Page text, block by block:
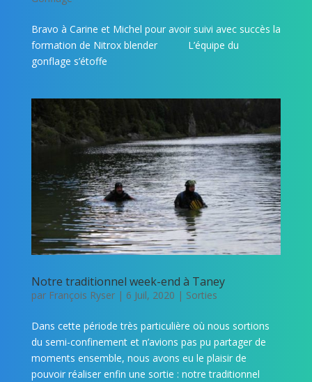
Bravo à Carine et Michel pour avoir suivi avec succès la
formation de Nitrox blender L’équipe du
gonflage s’étoffe
Notre traditionnel week-end à Taney
par François Ryser| 6 Juil, 2020 | Sorties
Dans cette période très particulière où nous sortions
du semi-confinement et n’avions pas pu partager de
moments ensemble, nous avons eu le plaisir de
pouvoir réaliser enfin une sortie : notre traditionnel